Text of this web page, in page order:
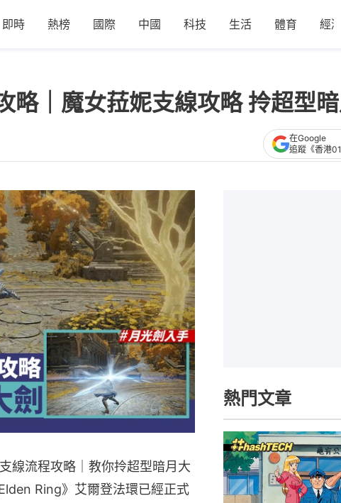
即時 熱榜 國際 中國 科技 生活 體育 經濟
略｜魔女菈妮支線攻略 拎超型
在Google
追蹤《香港01
線流程攻略｜教你拎超型暗月大
Ring》艾爾登法環已經正式
熱門文章